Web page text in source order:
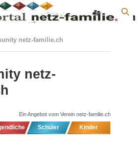
netz-familie.ch
netz-
Ein Angebot vom Verein netz-familie.ch
Schüler Kinder